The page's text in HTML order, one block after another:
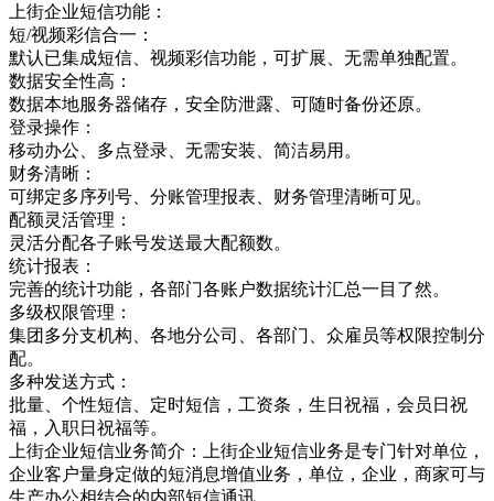
上街企业短信功能：
短/视频彩信合一：
默认已集成短信、视频彩信功能，可扩展、无需单独配置。
数据安全性高：
数据本地服务器储存，安全防泄露、可随时备份还原。
登录操作：
移动办公、多点登录、无需安装、简洁易用。
财务清晰：
可绑定多序列号、分账管理报表、财务管理清晰可见。
配额灵活管理：
灵活分配各子账号发送最大配额数。
统计报表：
完善的统计功能，各部门各账户数据统计汇总一目了然。
多级权限管理：
集团多分支机构、各地分公司、各部门、众雇员等权限控制分
配。
多种发送方式：
批量、个性短信、定时短信，工资条，生日祝福，会员日祝
福，入职日祝福等。
上街企业短信业务简介：上街企业短信业务是专门针对单位，
企业客户量身定做的短消息增值业务，单位，企业，商家可与
生产办公相结合的内部短信通讯，